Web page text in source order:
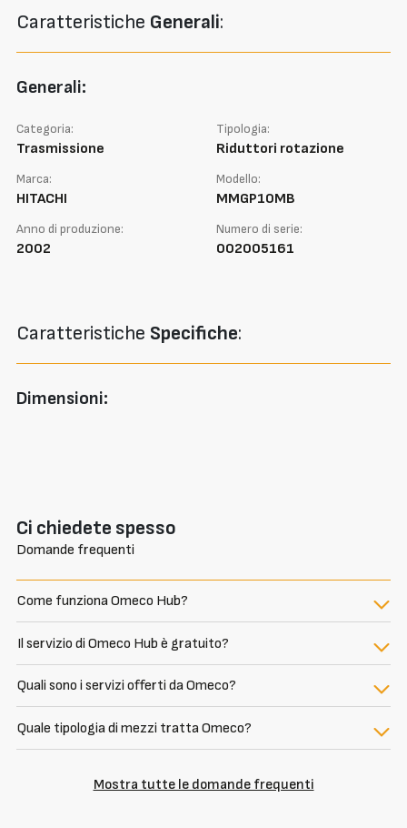
Caratteristiche Generali:
Generali:
Categoria:
Trasmissione
Tipologia:
Riduttori rotazione
Marca:
HITACHI
Modello:
MMGP10MB
Anno di produzione:
2002
Numero di serie:
002005161
Caratteristiche Specifiche:
Dimensioni:
Ci chiedete spesso
Domande frequenti
Come funziona Omeco Hub?
Il servizio di Omeco Hub è gratuito?
Quali sono i servizi offerti da Omeco?
Quale tipologia di mezzi tratta Omeco?
Mostra tutte le domande frequenti